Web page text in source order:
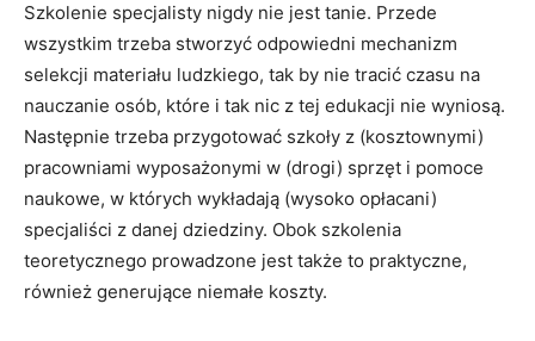
Szkolenie specjalisty nigdy nie jest tanie. Przede
wszystkim trzeba stworzyć odpowiedni mechanizm
selekcji materiału ludzkiego, tak by nie tracić czasu na
nauczanie osób, które i tak nic z tej edukacji nie wyniosą.
Następnie trzeba przygotować szkoły z (kosztownymi)
pracowniami wyposażonymi w (drogi) sprzęt i pomoce
naukowe, w których wykładają (wysoko opłacani)
specjaliści z danej dziedziny. Obok szkolenia
teoretycznego prowadzone jest także to praktyczne,
również generujące niemałe koszty.